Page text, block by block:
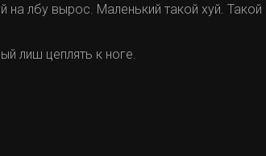
на лбу вырос. Маленький такой хуй.
лиш цеплять к ноге.